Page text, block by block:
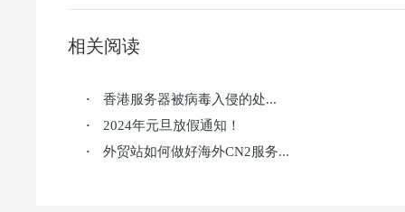
相关阅读
· 香港服务器被病毒入侵的处...
· 2024年元旦放假通知！
· 外贸站如何做好海外CN2服务...